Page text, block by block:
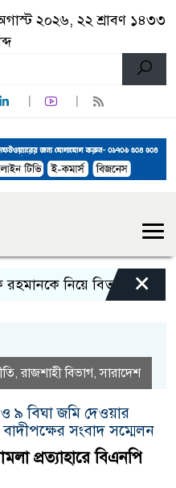
২০২৬, ২২ শ্রাবণ ১৪৩৩
নিয়ে বিতর্কিত ×
,রাজশাহী বিভাগ,সারাদেশ
৯ বিঘা জমি দেওয়ার
সংবাদ সম্মেলন
প্রত্যাহারে বিএনপি